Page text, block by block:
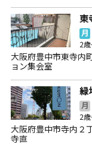
東
月
2
大阪府豊中市東寺内
ョン集会室
緑
月
2
大阪府豊中市寺内
寺直